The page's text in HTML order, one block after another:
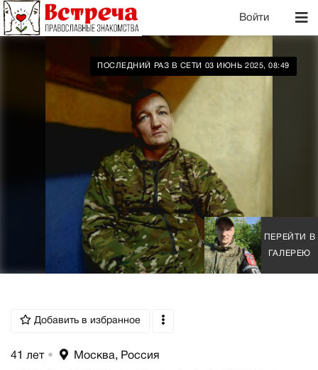
Войти
ПОСЛЕДНИЙ РАЗ В СЕТИ 03 ИЮНЬ 2025, 08:49
ПЕРЕЙТИ В
ГАЛЕРЕЮ
Добавить в избранное
41 лет • Москва, Россия